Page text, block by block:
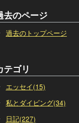
去のページ
過去のトップページ
テゴリ
エッセイ(15)
私とダイビング(34)
日記(227)